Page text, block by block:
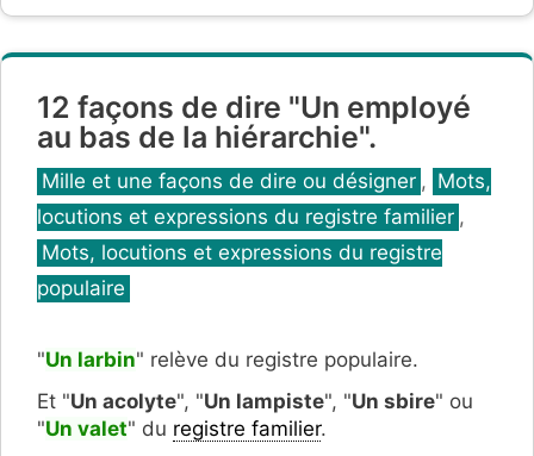
12 façons de dire "Un employé
au bas de la hiérarchie".
Catégories
Mille et une façons de dire ou désigner , Mots,
locutions et expressions du registre familier ,
Mots, locutions et expressions du registre
populaire
"Un larbin" relève du registre populaire.
Et "Un acolyte", "Un lampiste", "Un sbire" ou
"Un valet" du registre familier.